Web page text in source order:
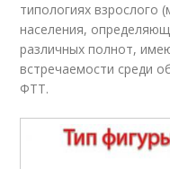
типологиях взрослого
населения,
различных полнот,
встречаемости среди
ФТТ.